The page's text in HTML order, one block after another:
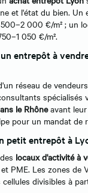
et l'état du bien. Un
000 €/m² ; un
050 €/m².
entrepôt à
réseau de
spécialisés
le Rhôneavant leur
pour un mandat de
petit entrepôt à
locaux d'activité à
PME. Les zones de
divisibles à